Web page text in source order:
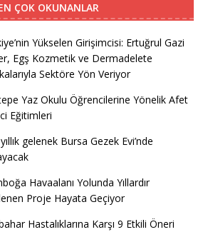
ÇOK OKUNANLAR
Yükselen Girişimcisi: Ertuğrul Gazi
Egş Kozmetik ve Dermadelete
Sektöre Yön Veriyor
Yaz Okulu Öğrencilerine Yönelik Afet
Eğitimleri
gelenek Bursa Gezek Evi’nde
Havaalanı Yolunda Yıllardır
Proje Hayata Geçiyor
Hastalıklarına Karşı 9 Etkili Öneri